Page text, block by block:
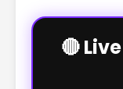
🔴